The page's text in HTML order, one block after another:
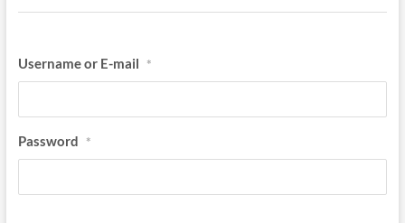
Username or E-mail *
Password *